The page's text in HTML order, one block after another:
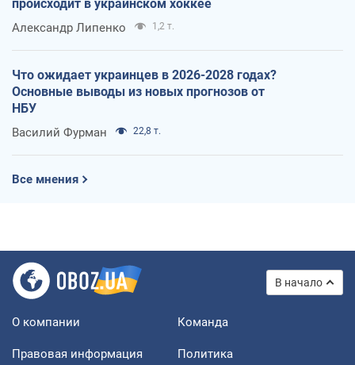
происходит в украинском хоккее
Александр Липенко 1,2 т.
Что ожидает украинцев в 2026-2028 годах?
Основные выводы из новых прогнозов от
НБУ
Василий Фурман 22,8 т.
Все мнения
В начало
О компании Команда
Правовая информация
Политика